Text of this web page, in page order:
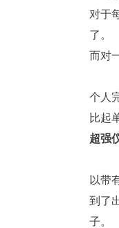
对于
了。
而对
个人
比起
超强
以带
到了
子。